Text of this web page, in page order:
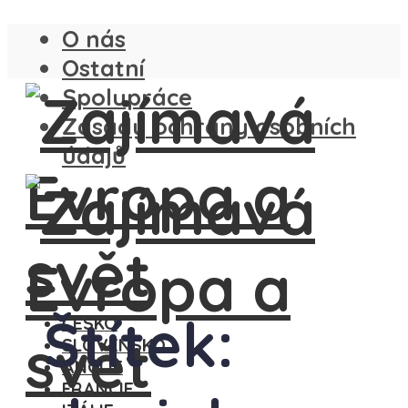
O nás
Ostatní
Spolupráce
Zásady ochrany osobních
údajů
ČESKO
SLOVENSKO
ANGLIE
FRANCIE
Štítek: